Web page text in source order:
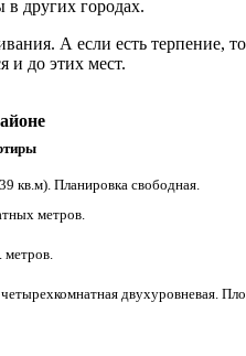
других городах.
А если есть терпение,
и до этих мест.
кв.м). Планировка свободная.
метров.
двухуровневая.